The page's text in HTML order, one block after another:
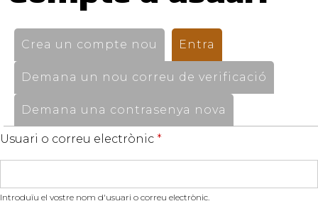
primàries
Crea un compte nou Entra
Demana un nou correu de verificació
Demana una contrasenya nova
Usuari o correu electrònic *
Introduïu el vostre nom d'usuari o correu electrònic.